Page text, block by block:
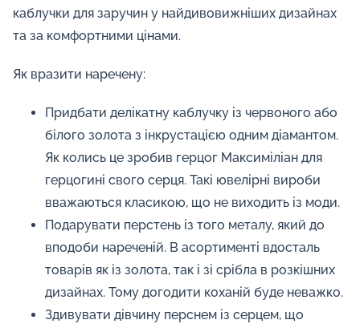
каблучки для заручин у найдивовижніших дизайнах
та за комфортними цінами.
Як вразити наречену:
Придбати делікатну каблучку із червоного або
білого золота з інкрустацією одним діамантом.
Як колись це зробив герцог Максиміліан для
герцогині свого серця. Такі ювелірні вироби
вважаються класикою, що не виходить із моди.
Подарувати перстень із того металу, який до
вподоби нареченій. В асортименті вдосталь
товарів як із золота, так і зі срібла в розкішних
дизайнах. Тому догодити коханій буде неважко.
Здивувати дівчину перснем із серцем, що